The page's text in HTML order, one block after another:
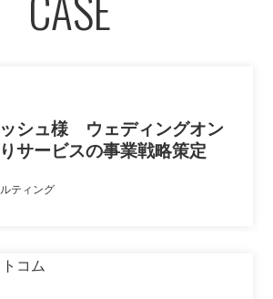
シュ様 ウェディングオン
サービスの事業戦略策定
ティング